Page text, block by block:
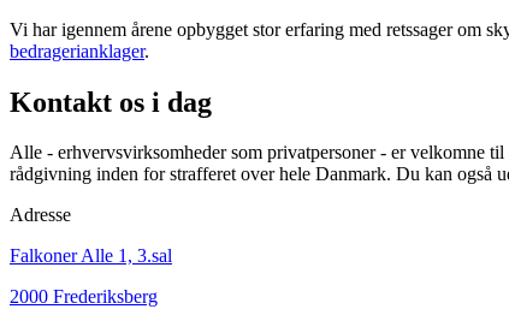
Vi har igennem årene opbygget stor erfaring med retssager om
bedragerianklager.
Kontakt os i dag
Alle - erhvervsvirksomheder som privatpersoner - er velkomne
rådgivning inden for strafferet over hele Danmark. Du kan også
Adresse
Falkoner Alle 1, 3.sal
2000 Frederiksberg